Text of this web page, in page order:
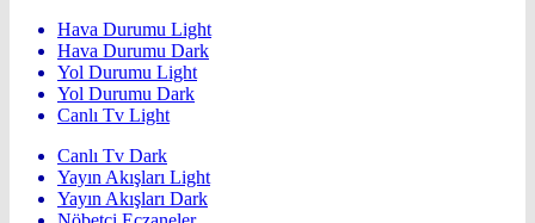
Hava Durumu Light
Hava Durumu Dark
Yol Durumu Light
Yol Durumu Dark
Canlı Tv Light
Canlı Tv Dark
Yayın Akışları Light
Yayın Akışları Dark